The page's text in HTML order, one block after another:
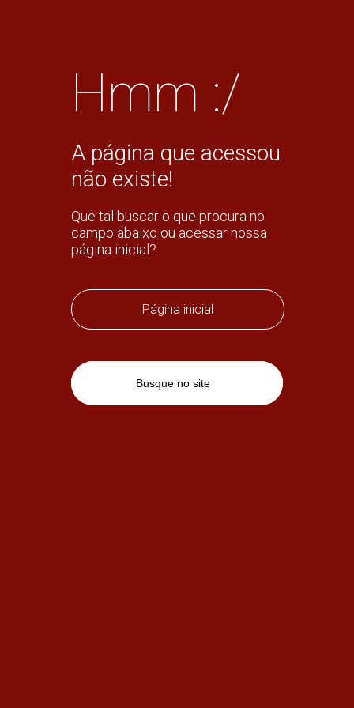
Hmm :/
A página que acessou
não existe!
Que tal buscar o que procura no
campo abaixo ou acessar nossa
página inicial?
Página inicial